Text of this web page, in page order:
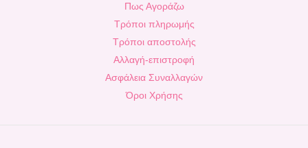
Πως Αγοράζω
Τρόποι πληρωμής
Τρόποι αποστολής
Αλλαγή-επιστροφή
Ασφάλεια Συναλλαγών
Όροι Χρήσης